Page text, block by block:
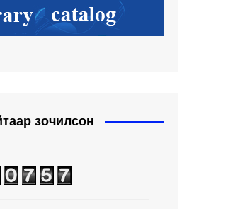
зочилсон